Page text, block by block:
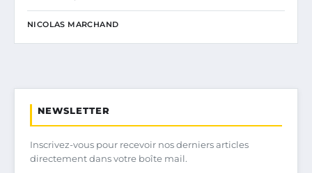
NICOLAS MARCHAND
NEWSLETTER
Inscrivez-vous pour recevoir nos derniers articles
directement dans votre boîte mail.